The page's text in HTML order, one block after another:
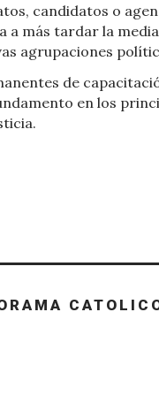
candidatos o
más tardar la
agrupaciones
de
en los